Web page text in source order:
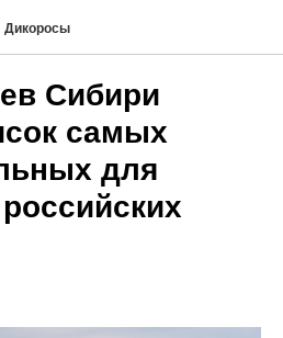
Дикоросы
Сибири
самых
для